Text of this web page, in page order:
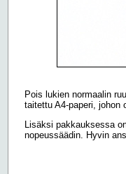
Pois lukien normaalin
taitettu A4-paperi, johon
Lisäksi pakkauksessa
nopeussäädin. Hyvin